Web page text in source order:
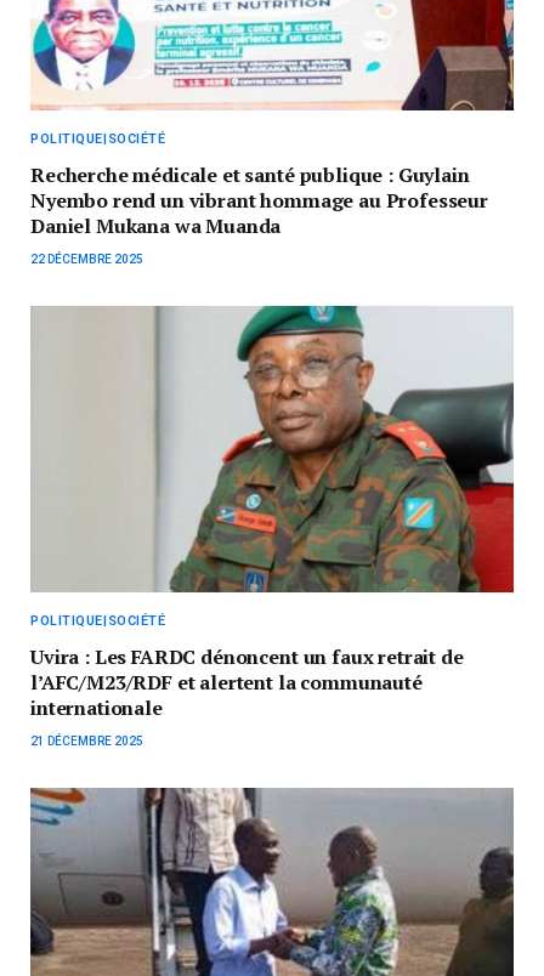
POLITIQUE|SOCIÉTÉ
Recherche médicale et santé publique : Guylain
Nyembo rend un vibrant hommage au Professeur
Daniel Mukana wa Muanda
22 DÉCEMBRE 2025
POLITIQUE|SOCIÉTÉ
Uvira : Les FARDC dénoncent un faux retrait de
l’AFC/M23/RDF et alertent la communauté
internationale
21 DÉCEMBRE 2025